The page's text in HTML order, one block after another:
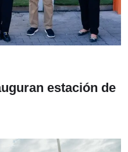
estación de